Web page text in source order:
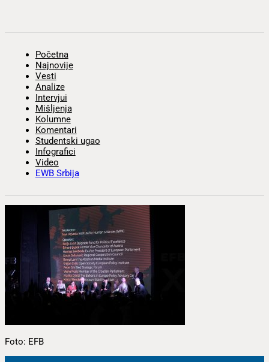
Početna
Najnovije
Vesti
Analize
Intervjui
Mišljenja
Kolumne
Komentari
Studentski ugao
Infografici
Video
EWB Srbija
Foto: EFB